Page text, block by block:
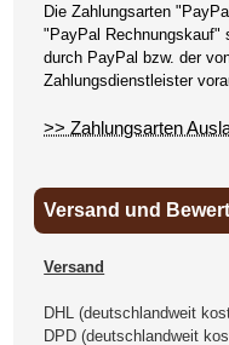
Die Zahlungsarten
"PayPal Rechnungskauf"
durch PayPal bzw. der
Zahlungsdienstleister
>> Zahlungsarten
Versand und
Versand
DHL (deutschlandweit
DPD (deutschlandweit